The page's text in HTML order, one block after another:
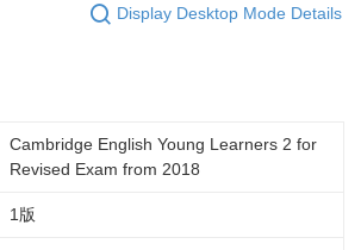
Display Desktop Mode Details
Cambridge English Young Learners 2 for
Revised Exam from 2018
1版